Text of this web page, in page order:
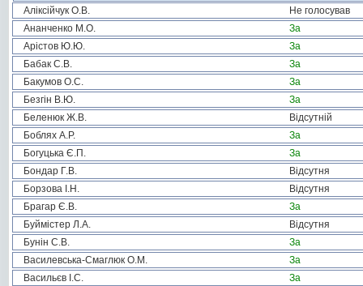
Аліксійчук О.В.
Не голосував
Ананченко М.О.
За
Арістов Ю.Ю.
За
Бабак С.В.
За
Бакумов О.С.
За
Безгін В.Ю.
За
Беленюк Ж.В.
Відсутній
Боблях А.Р.
За
Богуцька Є.П.
За
Бондар Г.В.
Відсутня
Борзова І.Н.
Відсутня
Брагар Є.В.
За
Буймістер Л.А.
Відсутня
Бунін С.В.
За
Василевська-Смаглюк О.М.
За
Васильєв І.С.
За